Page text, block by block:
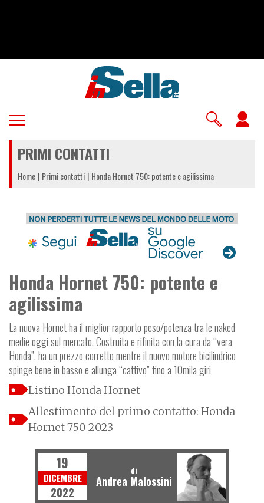
PRIMI CONTATTI
Home Primi contatti Honda Hornet 750: potente e agilissima
Honda Hornet 750: potente e
agilissima
La nuova Hornet ha il miglior rapporto peso/potenza tra le naked
medie oggi sul mercato. Costruita e rifinita con la cura da “vera
Honda”, ha un prezzo corretto mentre il nuovo motore bicilindrico
spinge bene in basso e allunga “cattivo” fino a 10mila giri
Listino Honda Hornet
Allestimento del primo contatto: Honda
Hornet 750 2023
19
DICEMBRE
2022
di
Andrea Malossini